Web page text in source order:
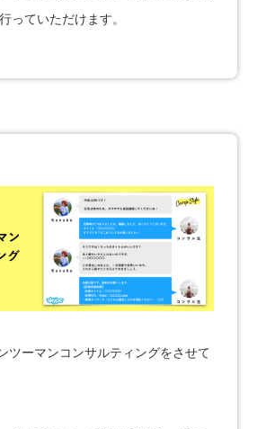
っていただけます。
ツーマンコンサルティングをさせて